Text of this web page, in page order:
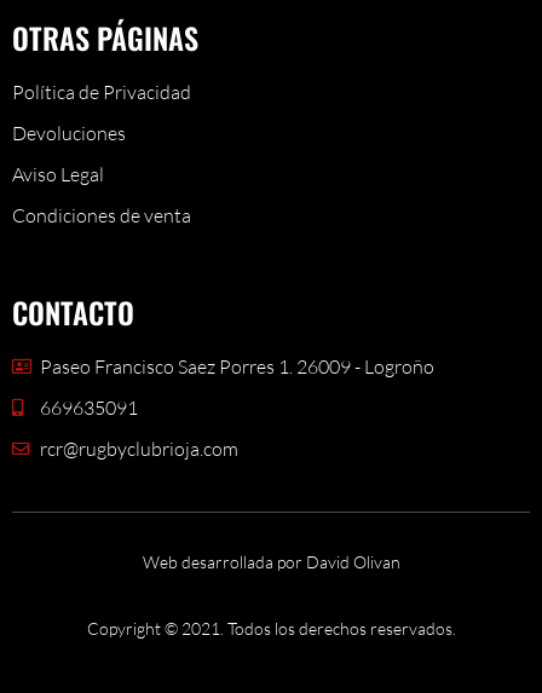
OTRAS PÁGINAS
Política de Privacidad
Devoluciones
Aviso Legal
Condiciones de venta
CONTACTO
Paseo Francisco Saez Porres 1. 26009 - Logroño
669635091
rcr@rugbyclubrioja.com
Web desarrollada por David Olivan
Copyright © 2021. Todos los derechos reservados.